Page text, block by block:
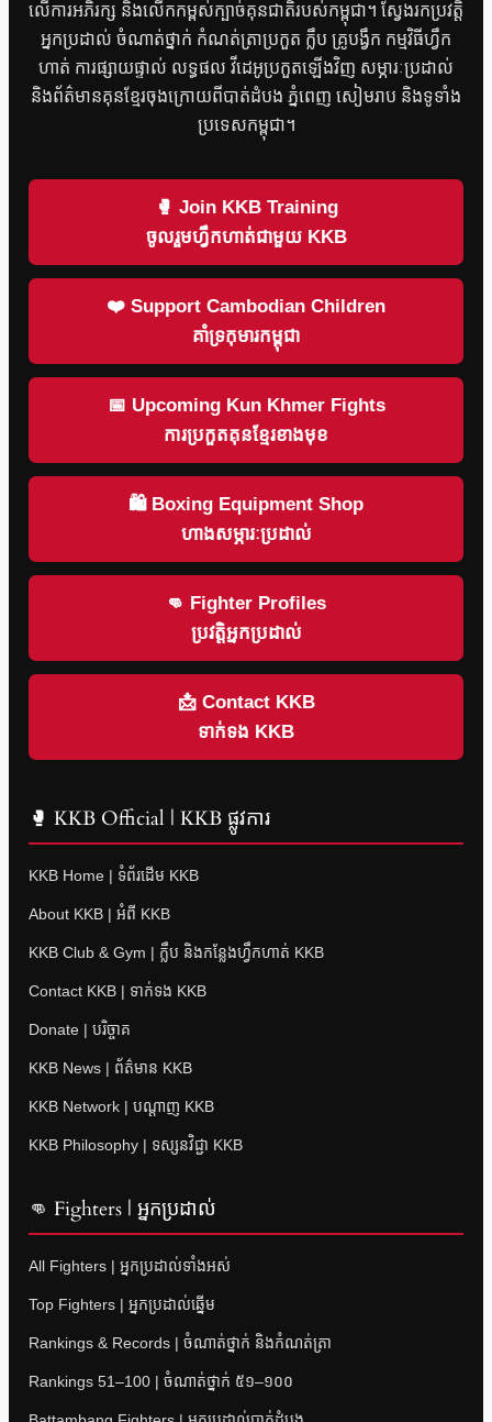
លើការអភិរក្ស និងលើកកម្ពស់ក្បាច់គុនជាតិរបស់កម្ពុជា។ ស្វែងរកប្រវត្តិ
អ្នកប្រដាល់ ចំណាត់ថ្នាក់ កំណត់ត្រាប្រកួត ក្លឹប គ្រូបង្វឹក កម្មវិធីហ្វឹក
ហាត់ ការផ្សាយផ្ទាល់ លទ្ធផល វីដេអូប្រកួតឡើងវិញ សម្ភារៈប្រដាល់
និងព័ត៌មានគុនខ្មែរចុងក្រោយពីបាត់ដំបង ភ្នំពេញ សៀមរាប និងទូទាំង
ប្រទេសកម្ពុជា។
🥊 Join KKB Training
ចូលរួមហ្វឹកហាត់ជាមួយ KKB
❤️ Support Cambodian Children
គាំទ្រកុមារកម្ពុជា
📅 Upcoming Kun Khmer Fights
ការប្រកួតគុនខ្មែរខាងមុខ
🛍 Boxing Equipment Shop
ហាងសម្ភារៈប្រដាល់
👊 Fighter Profiles
ប្រវត្តិអ្នកប្រដាល់
📩 Contact KKB
ទាក់ទង KKB
🥊 KKB Official | KKB ផ្លូវការ
KKB Home | ទំព័រដើម KKB
About KKB | អំពី KKB
KKB Club & Gym | ក្លឹប និងកន្លែងហ្វឹកហាត់ KKB
Contact KKB | ទាក់ទង KKB
Donate | បរិច្ចាគ
KKB News | ព័ត៌មាន KKB
KKB Network | បណ្តាញ KKB
KKB Philosophy | ទស្សនវិជ្ជា KKB
👊 Fighters | អ្នកប្រដាល់
All Fighters | អ្នកប្រដាល់ទាំងអស់
Top Fighters | អ្នកប្រដាល់ឆ្នើម
Rankings & Records | ចំណាត់ថ្នាក់ និងកំណត់ត្រា
Rankings 51–100 | ចំណាត់ថ្នាក់ ៥១–១០០